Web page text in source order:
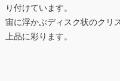
り付けています。
宙に浮かぶディスク状のクリ
上品に彩ります。